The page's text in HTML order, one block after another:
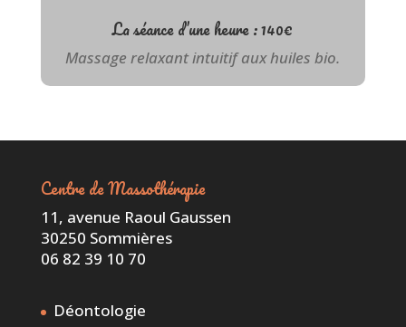
La séance d’une heure : 140€
Massage relaxant intuitif aux huiles bio.
Centre de Massothérapie
11, avenue Raoul Gaussen
30250 Sommières
06 82 39 10 70
Déontologie